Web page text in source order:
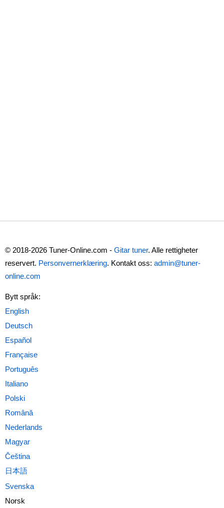
© 2018-2026 Tuner-Online.com - Gitar tuner. Alle rettigheter
reservert. Personvernerklæring. Kontakt oss: admin@tuner-
online.com
Bytt språk:
Norsk